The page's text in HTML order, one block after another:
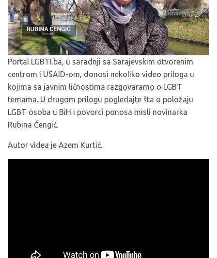
Portal LGBTI.ba, u saradnji sa Sarajevskim otvorenim
centrom i USAID-om, donosi nekoliko video priloga u
kojima sa javnim ličnostima razgovaramo o LGBT
temama. U drugom prilogu pogledajte šta o položaju
LGBT osoba u BiH i povorci ponosa misli novinarka
Rubina Čengić.
Autor videa je Azem Kurtić.